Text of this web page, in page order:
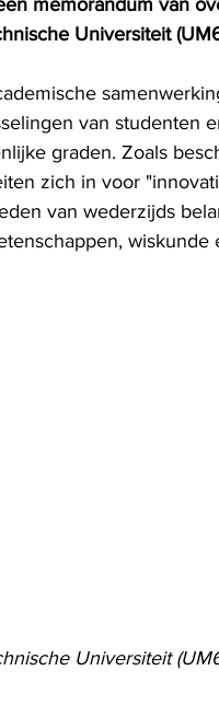
Universiteit
van studenten
graden. Zoals
zich in voor
van wederzijds
Universiteit